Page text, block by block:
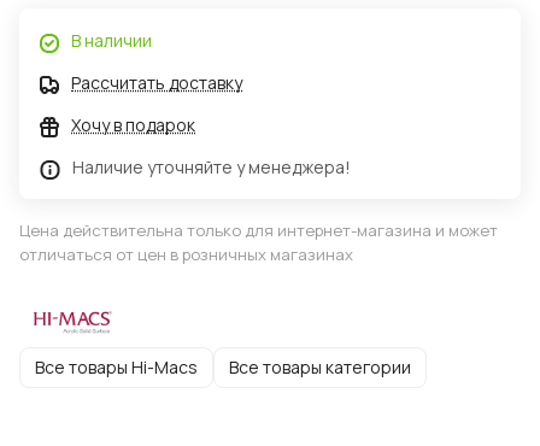
В наличии
Рассчитать доставку
Хочу в подарок
Наличие уточняйте у менеджера!
Цена действительна только для интернет-магазина и может
отличаться от цен в розничных магазинах
Все товары Hi-Macs Все товары категории